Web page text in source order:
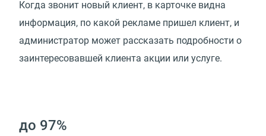
Когда звонит новый клиент, в карточке видна
информация, по какой рекламе пришел клиент, и
администратор может рассказать подробности о
заинтересовавшей клиента акции или услуге.
до 97%